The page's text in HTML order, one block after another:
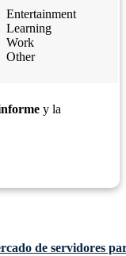
Entertainment
Learning
Work
Other
y la
de servidores